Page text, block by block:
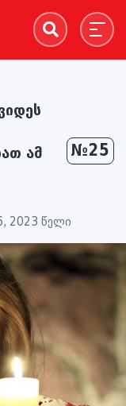
ამ
№25
2023 წელი